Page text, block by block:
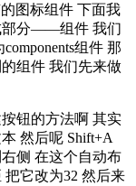
图标组件 下面我
部分——组件 我们
组件 那
组件 我们先来做
钮的方法啊 其实
然后呢 Shift+A
侧 在这个自动布
它改为32 然后来